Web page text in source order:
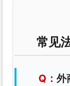
常见
外